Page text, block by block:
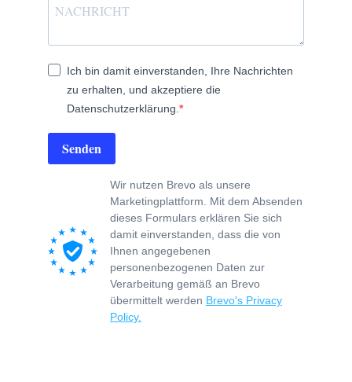
Ich bin damit einverstanden, Ihre Nachrichten
zu erhalten, und akzeptiere die
Datenschutzerklärung.
Senden
Wir nutzen Brevo als unsere
Marketingplattform. Mit dem Absenden
dieses Formulars erklären Sie sich
damit einverstanden, dass die von
Ihnen angegebenen
personenbezogenen Daten zur
Verarbeitung gemäß an Brevo
übermittelt werden Brevo's Privacy
Policy.